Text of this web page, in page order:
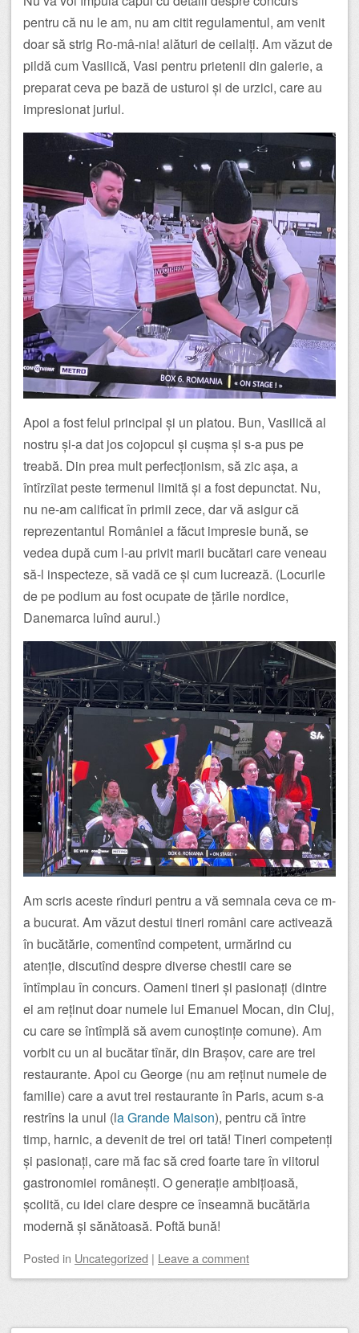
pentru că nu le am, nu am citit regulamentul, am venit
doar să strig Ro-mâ-nia! alături de ceilalți. Am văzut de
pildă cum Vasilică, Vasi pentru prietenii din galerie, a
preparat ceva pe bază de usturoi și de urzici, care au
impresionat juriul.
Apoi a fost felul principal și un platou. Bun, Vasilică al
nostru și-a dat jos cojopcul și cușma și s-a pus pe
treabă. Din prea mult perfecționism, să zic așa, a
întîrzîiat peste termenul limită și a fost depunctat. Nu,
nu ne-am calificat în primii zece, dar vă asigur că
reprezentantul României a făcut impresie bună, se
vedea după cum l-au privit marii bucătari care veneau
să-l inspecteze, să vadă ce și cum lucrează. (Locurile
de pe podium au fost ocupate de țările nordice,
Danemarca luînd aurul.)
Am scris aceste rînduri pentru a vă semnala ceva ce m-
a bucurat. Am văzut destui tineri români care activează
în bucătărie, comentînd competent, urmărind cu
atenție, discutînd despre diverse chestii care se
întîmplau în concurs. Oameni tineri și pasionați (dintre
ei am reținut doar numele lui Emanuel Mocan, din Cluj,
cu care se întîmplă să avem cunoștințe comune). Am
vorbit cu un al bucătar tînăr, din Brașov, care are trei
restaurante. Apoi cu George (nu am reținut numele de
familie) care a avut trei restaurante în Paris, acum s-a
restrîns la unul (la Grande Maison), pentru că între
timp, harnic, a devenit de trei ori tată! Tineri competenți
și pasionați, care mă fac să cred foarte tare în viitorul
gastronomiei românești. O generație ambițioasă,
școlită, cu idei clare despre ce înseamnă bucătăria
modernă și sănătoasă. Poftă bună!
Posted in Uncategorized | Leave a comment